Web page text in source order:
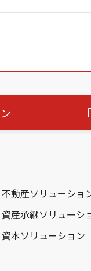
不動産ソリューショ
資産承継ソリューシ
資本ソリューション